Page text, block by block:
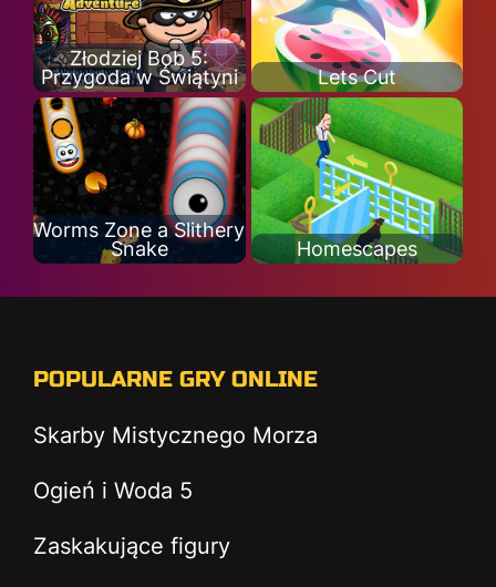
Złodziej Bob 5:
Przygoda w Świątyni
Lets Cut
Worms Zone a Slithery
Snake
Homescapes
POPULARNE GRY ONLINE
Skarby Mistycznego Morza
Ogień i Woda 5
Zaskakujące figury